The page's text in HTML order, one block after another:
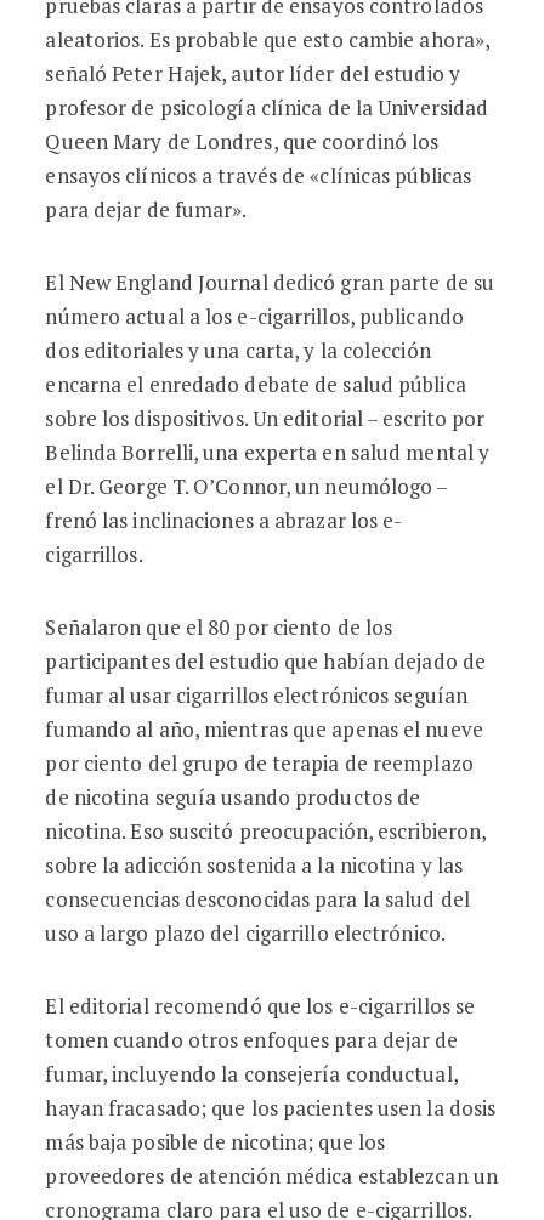
aleatorios. Es probable que esto cambie ahora»,
señaló Peter Hajek, autor líder del estudio y
profesor de psicología clínica de la Universidad
Queen Mary de Londres, que coordinó los
ensayos clínicos a través de «clínicas públicas
para dejar de fumar».
El New England Journal dedicó gran parte de su
número actual a los e-cigarrillos, publicando
dos editoriales y una carta, y la colección
encarna el enredado debate de salud pública
sobre los dispositivos. Un editorial – escrito por
Belinda Borrelli, una experta en salud mental y
el Dr. George T. O’Connor, un neumólogo –
frenó las inclinaciones a abrazar los e-
cigarrillos.
Señalaron que el 80 por ciento de los
participantes del estudio que habían dejado de
fumar al usar cigarrillos electrónicos seguían
fumando al año, mientras que apenas el nueve
por ciento del grupo de terapia de reemplazo
de nicotina seguía usando productos de
nicotina. Eso suscitó preocupación, escribieron,
sobre la adicción sostenida a la nicotina y las
consecuencias desconocidas para la salud del
uso a largo plazo del cigarrillo electrónico.
El editorial recomendó que los e-cigarrillos se
tomen cuando otros enfoques para dejar de
fumar, incluyendo la consejería conductual,
hayan fracasado; que los pacientes usen la dosis
más baja posible de nicotina; que los
proveedores de atención médica establezcan un
cronograma claro para el uso de e-cigarrillos.